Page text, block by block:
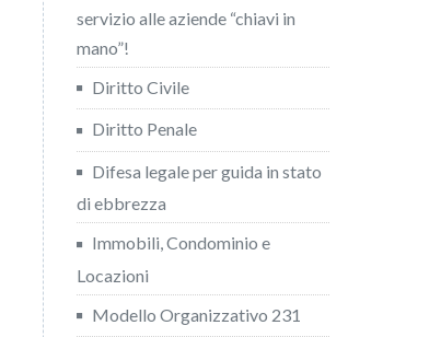
servizio alle aziende “chiavi in
mano”!
Diritto Civile
Diritto Penale
Difesa legale per guida in stato
di ebbrezza
Immobili, Condominio e
Locazioni
Modello Organizzativo 231